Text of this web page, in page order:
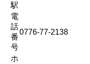
駅
電
話
番
号
0776-77-2138
ホ